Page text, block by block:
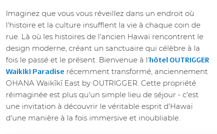
Imaginez que vous vous réveillez dans un endroit où
l'histoire et la culture insufflent la vie à chaque coin de
rue. Là où les histoires de l'ancien Hawaï rencontrent le
design moderne, créant un sanctuaire qui célèbre à la
fois le passé et le présent. Bienvenue à l'hôtel OUTRIGGER
Waikīkī Paradise récemment transformé, anciennement
OHANA Waikīkī East by OUTRIGGER. Cette propriété
réimaginée est plus qu'un simple lieu de séjour - c'est
une invitation à découvrir le véritable esprit d'Hawaï
d'une manière à la fois immersive et inoubliable.